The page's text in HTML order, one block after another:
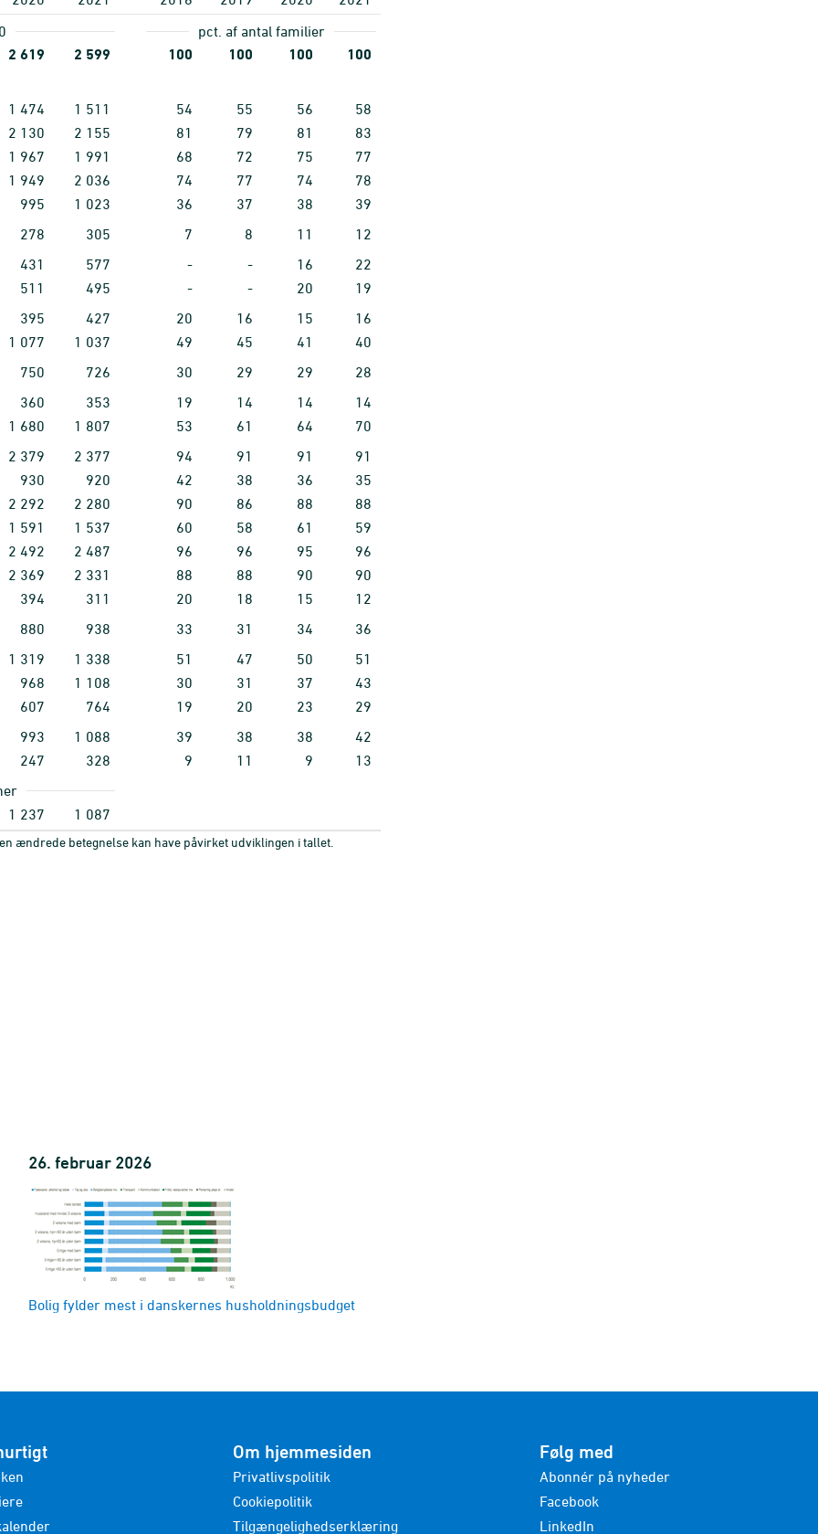
pct. af antal familier
2 619 2 599 100 100 100 100
1 474 1 511 54 55 56
58
2 130 2 155 81 79 81
83
1 967 1 991 68 72 75
77
1 949 2 036 74 77 74
78
995
1 023 36 37 38
39
278
305 7 8 11
12
431
577 - - 16
22
511
495 - - 20
19
395
427 20 16 15
16
1 077 1 037 49 45 41
40
750
726 30 29 29
28
360
353 19 14 14
14
1 680 1 807 53 61 64
70
2 379 2 377 94 91 91
91
930
920 42 38 36
35
2 292 2 280 90 86 88
88
1 591 1 537 60 58 61
59
2 492 2 487 96 96 95
96
2 369 2 331 88 88 90
90
394
311 20 18 15
12
880
938 33 31 34
36
1 319 1 338 51 47 50
51
968
1 108 30 31 37
43
607
764 19 20 23
29
993
1 088 39 38 38
42
247
328 9 11 9
13
1 237 1 087
ændrede betegnelse kan have påvirket udviklingen i tallet.
26. februar 2026
Bolig fylder mest i danskernes husholdningsbudget
Om hjemmesiden
Privatlivspolitik
Cookiepolitik
Tilgængelighedserklæring
Følg med
Abonnér på nyheder
Facebook
LinkedIn